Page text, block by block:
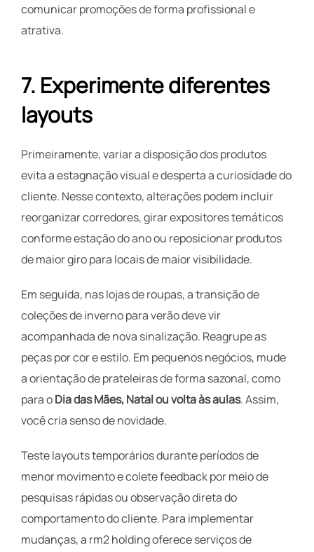
comunicar promoções de forma profissional e
atrativa.
7. Experimente diferentes
layouts
Primeiramente, variar a disposição dos produtos
evita a estagnação visual e desperta a curiosidade do
cliente. Nesse contexto, alterações podem incluir
reorganizar corredores, girar expositores temáticos
conforme estação do ano ou reposicionar produtos
de maior giro para locais de maior visibilidade.
Em seguida, nas lojas de roupas, a transição de
coleções de inverno para verão deve vir
acompanhada de nova sinalização. Reagrupe as
peças por cor e estilo. Em pequenos negócios, mude
a orientação de prateleiras de forma sazonal, como
para oDia das Mães, Natal ou volta às aulas. Assim,
você cria senso de novidade.
Teste layouts temporários durante períodos de
menor movimento e colete feedback por meio de
pesquisas rápidas ou observação direta do
comportamento do cliente. Para implementar
mudanças, a rm2 holding oferece serviços de